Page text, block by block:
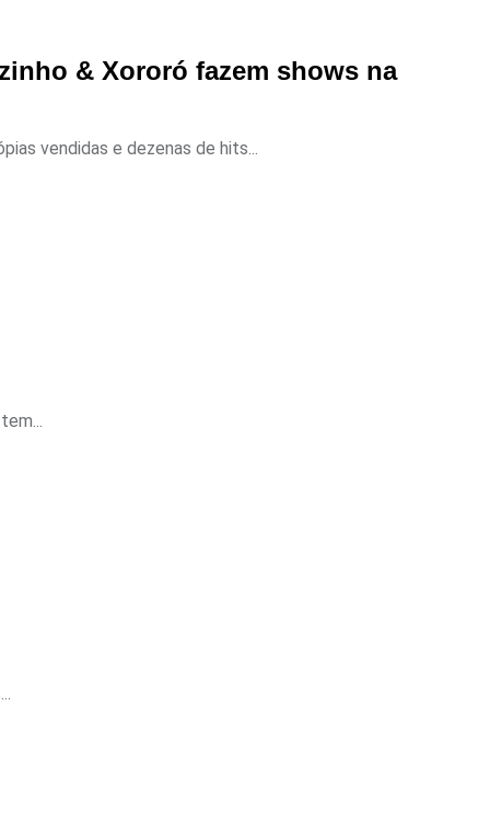
& Xororó fazem shows na
vendidas e dezenas de hits...